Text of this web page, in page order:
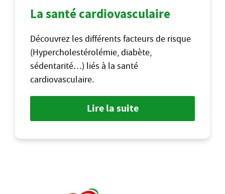
La santé cardiovasculaire
Découvrez les différents facteurs de risque
(Hypercholestérolémie, diabète,
sédentarité…) liés à la santé
cardiovasculaire.
Lire la suite